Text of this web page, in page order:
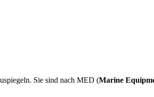
Sie sind nach MED (Marine